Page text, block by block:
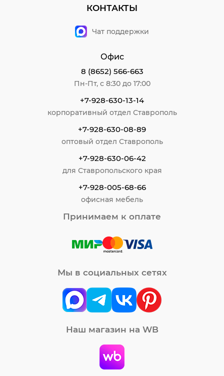
КОНТАКТЫ
Чат поддержки
Офис
8 (8652) 566-663
Пн-Пт, с 8:30 до 17:00
+7-928-630-13-14
корпоративный отдел Ставрополь
+7-928-630-08-89
оптовый отдел Ставрополь
+7-928-630-06-42
для Ставропольского края
+7-928-005-68-66
офисная мебель
Принимаем к оплате
Мы в социальных сетях
Наш магазин на WB